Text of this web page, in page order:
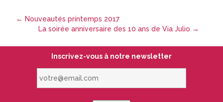
← Nouveautés printemps 2017
La soirée anniversaire des 10 ans de Via Julio →
Inscrivez-vous à notre newsletter